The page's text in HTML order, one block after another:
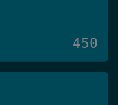
450